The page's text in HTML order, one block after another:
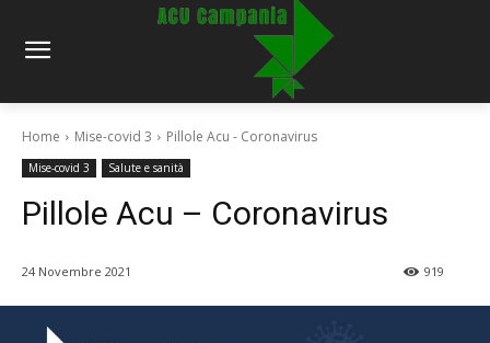
Home Mise-covid 3 Pillole Acu - Coronavirus
Mise-covid 3 Salute e sanità
Pillole Acu – Coronavirus
24 Novembre 2021 919